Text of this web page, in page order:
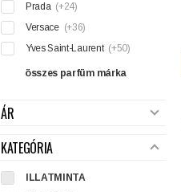
Prada (+24)
Versace (+36)
Yves Saint-Laurent (+50)
összes parfüm márka
ÁR
KATEGÓRIA
ILLATMINTA